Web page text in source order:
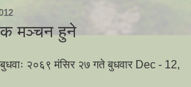
मञ्चन हुने
२०६९ मंसिर २७ गते बुधवार Dec - 12,